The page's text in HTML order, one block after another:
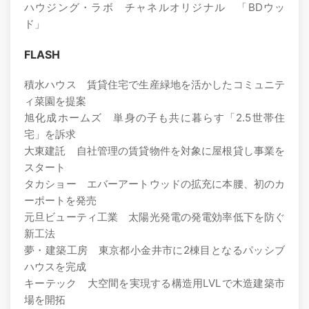
ハウジング・ラボ チャネルオリジナル 「BDウッ
ド」
FLASH
積水ハウス 賃貸住宅で生産緑地を活かしたコミュニテ
ィ菜園を提案
旭化成ホームズ 単身の子も共に暮らす「2.5世帯住
宅」を訴求
大東建託 自社管理の賃貸物件を対象に屋根貸し事業を
スタート
タカショー エバーアートウッドの拡充に本腰、初のカ
ーポートを発売
元旦ビューティ工業 太陽光発電の発電効率低下を防ぐ
新工法
夢・建築工房 東京都小金井市に2棟目となるパッシブ
ハウスを完成
キーテック 大空間を実現する構造用LVLで木造建築市
場を開拓